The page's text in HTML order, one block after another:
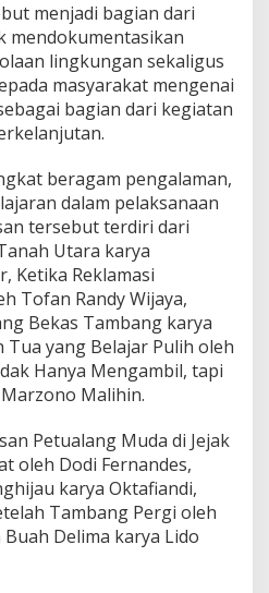
menjadi bagian dari
mendokumentasikan
lingkungan sekaligus
masyarakat mengenai
bagian dari kegiatan
beragam pengalaman,
dalam pelaksanaan
tersebut terdiri dari
Utara karya
Ketika Reklamasi
Tofan Randy Wijaya,
Bekas Tambang karya
Tua yang Belajar Pulih oleh
Hanya Mengambil, tapi
Malihin.
Petualang Muda di Jejak
oleh Dodi Fernandes,
karya Oktafiandi,
Tambang Pergi oleh
Delima karya Lido